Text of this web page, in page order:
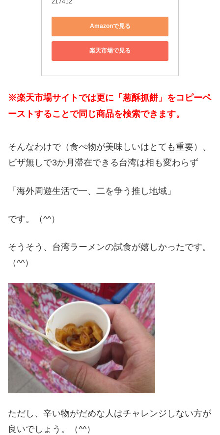
Amazonで見る
楽天市場で見る
※楽天市場サイトでは更に「葱酥抓餅」をコピーペ
ーストすることで同じ商品を検索できます。
そんなわけで（食べ物が美味しいはとても重要）、
ビザ無しで3か月滞在できる台湾は相も変わらず
「海外周遊生活で一、二を争う推し地域」
です。（^^）
そうそう、台湾ラーメンの試食が嬉しかったです。
（^^）
ただし、辛い物がだめな人はチャレンジしない方が
良いでしょう。（^^）